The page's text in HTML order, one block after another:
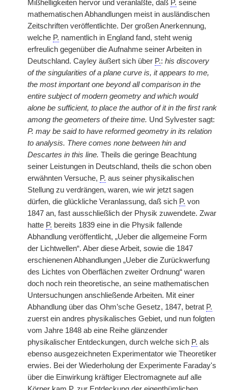
Mißhelligkeiten hervor und veranlaßte, daß P. seine
mathematischen Abhandlungen meist in ausländischen
Zeitschriften veröffentlichte. Der großen Anerkennung,
welche P. namentlich in England fand, steht wenig
erfreulich gegenüber die Aufnahme seiner Arbeiten in
Deutschland. Cayley äußert sich über P.: his discovery
of the singularities of a plane curve is, it appears to me,
the most important one beyond all comparison in the
entire subject of modern geometry and which would
alone be sufficient, to place the author of it in the first rank
among the geometers of theire time. Und Sylvester sagt:
P. may be said to have reformed geometry in its relation
to analysis. There comes none between hin and
Descartes in this line. Theils die geringe Beachtung
seiner Leistungen in Deutschland, theils die schon oben
erwähnten Versuche, P. aus seiner physikalischen
Stellung zu verdrängen, waren, wie wir jetzt sagen
dürfen, die glückliche Veranlassung, daß sich P. von
1847 an, fast ausschließlich der Physik zuwendete. Zwar
hatte P. bereits 1839 eine in die Physik fallende
Abhandlung veröffentlicht, „Ueber die allgemeine Form
der Lichtwellen“. Aber diese Arbeit, sowie die 1847
erschienenen Abhandlungen „Ueber die Zurückwerfung
des Lichtes von Oberflächen zweiter Ordnung“ waren
doch noch rein theoretische, an seine mathematischen
Untersuchungen anschließende Arbeiten. Mit einer
Abhandlung über das Ohm’sche Gesetz, 1847, betrat P.
zuerst ein andres physikalisches Gebiet, und nun folgten
vom Jahre 1848 ab eine Reihe glänzender
physikalischer Entdeckungen, durch welche sich P. als
ebenso ausgezeichneten Experimentator wie Theoretiker
erwies. Bei der Wiederholung der Experimente Faraday's
über die Einwirkung kräftiger Electromagnete auf alle